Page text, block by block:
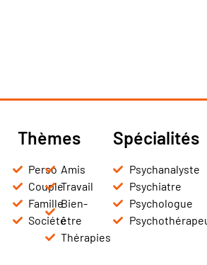
Thèmes
Perso
Couple
Famille
Société
Amis
Travail
Bien-
être
Thérapies
Spécialités
Psychanalyste
Psychiatre
Psychologue